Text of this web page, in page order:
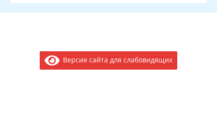
Версия сайта для слабовидящих